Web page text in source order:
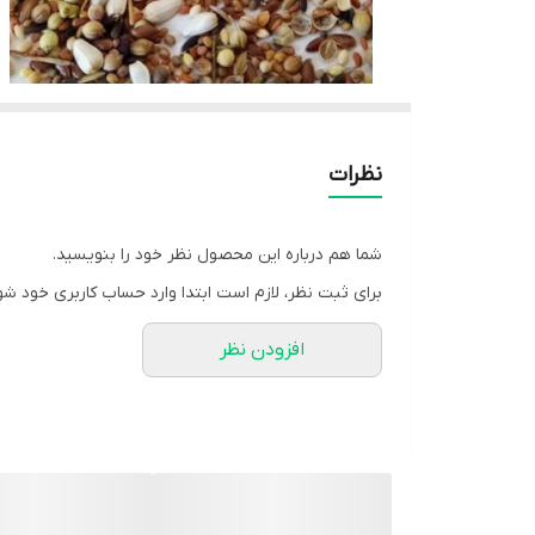
نظرات
شما هم درباره این محصول نظر خود را بنویسید.
برای ثبت نظر، لازم است ابتدا وارد حساب کاربری خود
افزودن نظر